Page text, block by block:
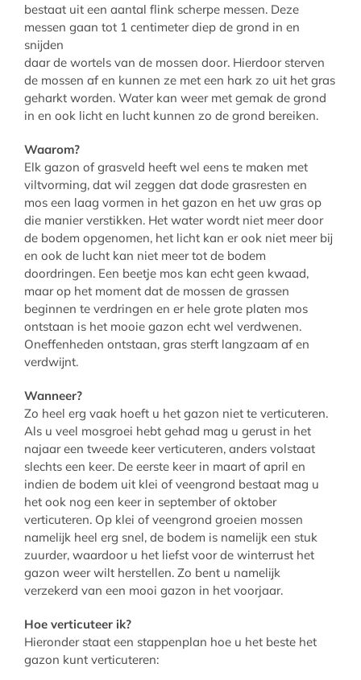
bestaat uit een aantal flink scherpe messen. Deze
messen gaan tot 1 centimeter diep de grond in en
snijden
daar de wortels van de mossen door. Hierdoor sterven
de mossen af en kunnen ze met een hark zo uit het gras
geharkt worden. Water kan weer met gemak de grond
in en ook licht en lucht kunnen zo de grond bereiken.
Waarom?
Elk gazon of grasveld heeft wel eens te maken met
viltvorming, dat wil zeggen dat dode grasresten en
mos een laag vormen in het gazon en het uw gras op
die manier verstikken. Het water wordt niet meer door
de bodem opgenomen, het licht kan er ook niet meer bij
en ook de lucht kan niet meer tot de bodem
doordringen. Een beetje mos kan echt geen kwaad,
maar op het moment dat de mossen de grassen
beginnen te verdringen en er hele grote platen mos
ontstaan is het mooie gazon echt wel verdwenen.
Oneffenheden ontstaan, gras sterft langzaam af en
verdwijnt.
Wanneer?
Zo heel erg vaak hoeft u het gazon niet te verticuteren.
Als u veel mosgroei hebt gehad mag u gerust in het
najaar een tweede keer verticuteren, anders volstaat
slechts een keer. De eerste keer in maart of april en
indien de bodem uit klei of veengrond bestaat mag u
het ook nog een keer in september of oktober
verticuteren. Op klei of veengrond groeien mossen
namelijk heel erg snel, de bodem is namelijk een stuk
zuurder, waardoor u het liefst voor de winterrust het
gazon weer wilt herstellen. Zo bent u namelijk
verzekerd van een mooi gazon in het voorjaar.
Hoe verticuteer ik?
Hieronder staat een stappenplan hoe u het beste het
gazon kunt verticuteren: